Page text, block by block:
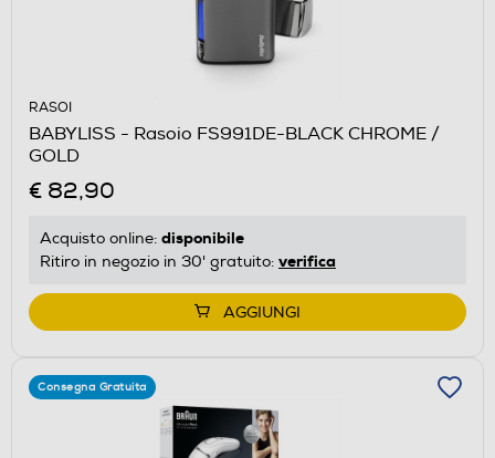
RASOI
BABYLISS - Rasoio FS991DE-BLACK CHROME /
GOLD
€ 82,90
Acquisto online: disponibile
Ritiro in negozio in 30' gratuito: verifica
AGGIUNGI
Consegna Gratuita